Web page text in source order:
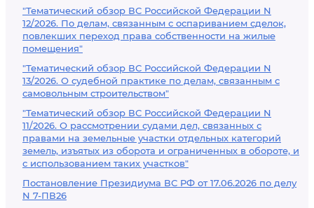
"Тематический обзор ВС Российской Федерации N
12/2026. По делам, связанным с оспариванием сделок,
повлекших переход права собственности на жилые
помещения"
"Тематический обзор ВС Российской Федерации N
13/2026. О судебной практике по делам, связанным с
самовольным строительством"
"Тематический обзор ВС Российской Федерации N
11/2026. О рассмотрении судами дел, связанных с
правами на земельные участки отдельных категорий
земель, изъятых из оборота и ограниченных в обороте, и
с использованием таких участков"
Постановление Президиума ВС РФ от 17.06.2026 по делу
N 7-ПВ26